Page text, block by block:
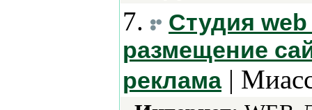
7.
Студия web
размещение
реклама|